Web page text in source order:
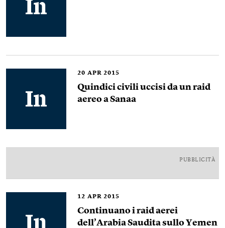
20 APR 2015
Quindici civili uccisi da un raid
aereo a Sanaa
PUBBLICITÀ
12 APR 2015
Continuano i raid aerei
dell’Arabia Saudita sullo Yemen